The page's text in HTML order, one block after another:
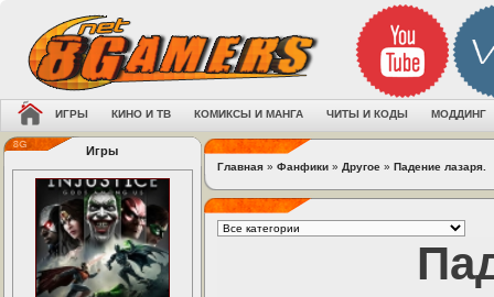
ИГРЫ КИНО И ТВ КОМИКСЫ И МАНГА ЧИТЫ И КОДЫ МОДДИНГ
Игры
Главная » Фанфики » Другое » Падение лазаря.